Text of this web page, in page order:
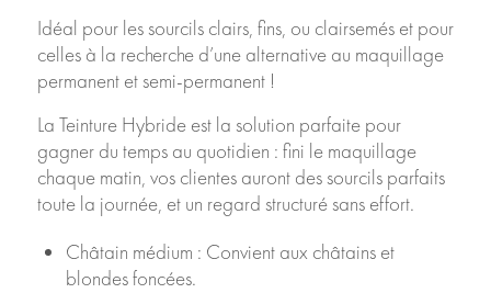
Idéal pour les sourcils clairs, fins, ou clairsemés et pour
celles à la recherche d’une alternative au maquillage
permanent et semi-permanent !
La Teinture Hybride est la solution parfaite pour
gagner du temps au quotidien : fini le maquillage
chaque matin, vos clientes auront des sourcils parfaits
toute la journée, et un regard structuré sans effort.
Châtain médium : Convient aux châtains et
blondes foncées.